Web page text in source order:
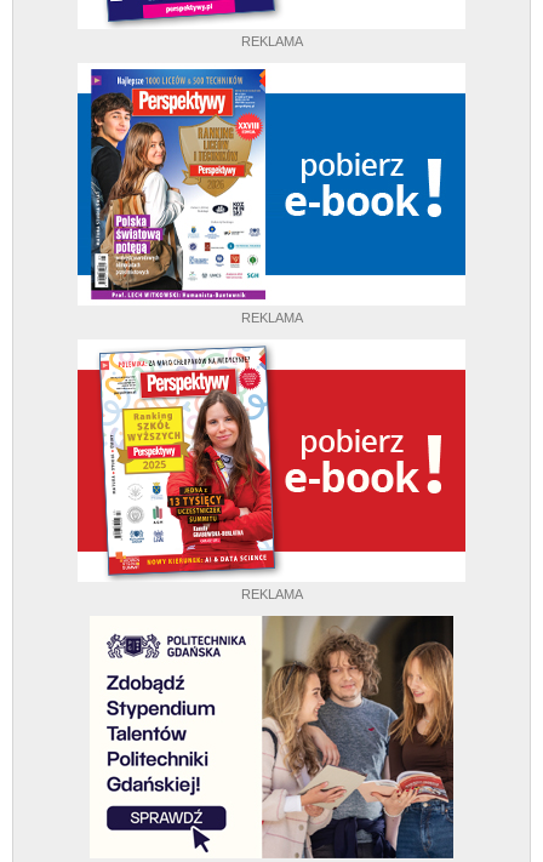
REKLAMA
REKLAMA
REKLAMA